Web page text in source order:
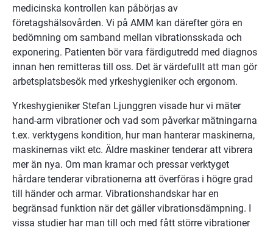
medicinska kontrollen kan påbörjas av
företagshälsovården. Vi på AMM kan därefter göra en
bedömning om samband mellan vibrationsskada och
exponering. Patienten bör vara färdigutredd med diagnos
innan hen remitteras till oss. Det är värdefullt att man gör
arbetsplatsbesök med yrkeshygieniker och ergonom.
Yrkeshygieniker Stefan Ljunggren visade hur vi mäter
hand-arm vibrationer och vad som påverkar mätningarna
t.ex. verktygens kondition, hur man hanterar maskinerna,
maskinernas vikt etc. Äldre maskiner tenderar att vibrera
mer än nya. Om man kramar och pressar verktyget
hårdare tenderar vibrationerna att överföras i högre grad
till händer och armar. Vibrationshandskar har en
begränsad funktion när det gäller vibrationsdämpning. I
vissa studier har man till och med fått större vibrationer